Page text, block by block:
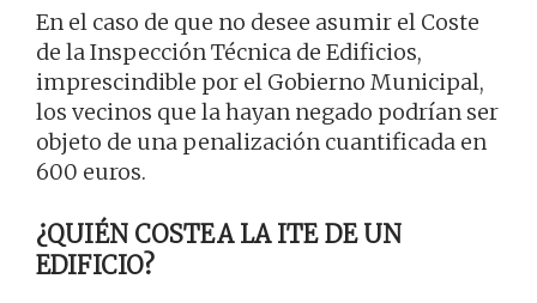
En el caso de que no desee asumir el Coste
de la Inspección Técnica de Edificios,
imprescindible por el Gobierno Municipal,
los vecinos que la hayan negado podrían ser
objeto de una penalización cuantificada en
600 euros.
¿QUIÉN COSTEA LA ITE DE UN
EDIFICIO?